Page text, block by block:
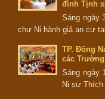
đình Tịnh
Sáng ngày
chư Ni hành giả an cư
TP. Đồng
các Trường
Sáng ngày
Ni sư Thích